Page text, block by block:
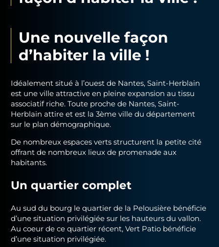
Une nouvelle façon
d’habiter la ville !
Idéalement situé à l’ouest de Nantes, Saint-Herblain
est une ville attractive en pleine expansion au tissu
associatif riche. Toute proche de Nantes, Saint-
Herblain attire et est la 3ème ville du département
sur le plan démographique.
De nombreux espaces verts structurent la petite cité
offrant de nombreux lieux de promenade aux
habitants.
Un quartier complet
Au sud du bourg le quartier de la Pelousière bénéficie
d’une situation privilégiée sur les hauteurs du vallon.
Au coeur de ce quartier récent, Vert Patio bénéficie
d’une situation privilégiée.